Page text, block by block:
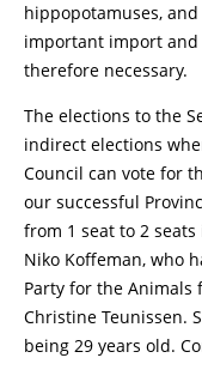
hippopotamuses,
important import
therefore necessary.
The elections to the
indirect elections
Council can vote for
our successful
from 1 seat to 2
Niko Koffeman, who
Party for the Animals
Christine Teunissen.
being 29 years old.